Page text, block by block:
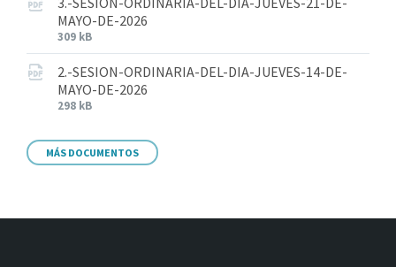
MAYO-DE-2026
309 kB
2.-SESION-ORDINARIA-DEL-DIA-JUEVES-14-DE-
MAYO-DE-2026
298 kB
MÁS DOCUMENTOS